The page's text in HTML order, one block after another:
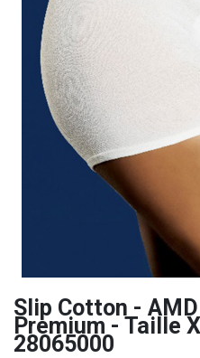
Slip Cotton -
Premium - Taille
28065000